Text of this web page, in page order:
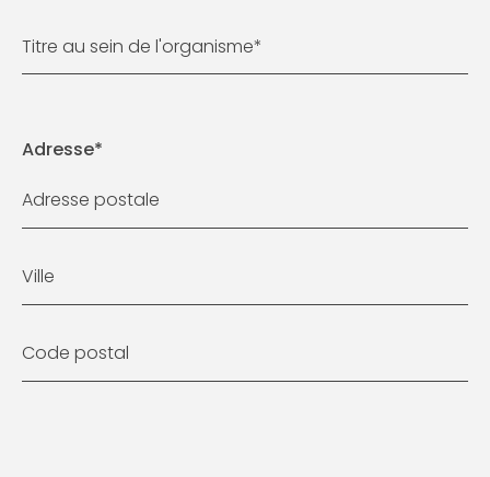
Titre au sein de l'organisme*
Adresse*
Adresse postale
Ville
Code postal